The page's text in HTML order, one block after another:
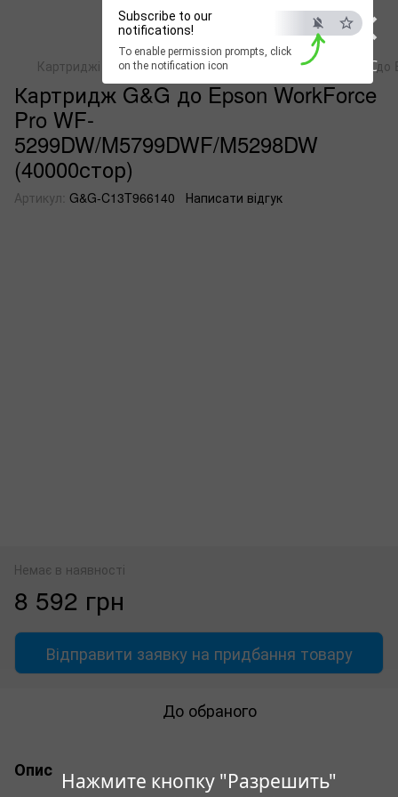
×
ESC
Нажмите кнопку "Разрешить"
Subscribe to our
notifications!
To enable permission prompts, click
on the notification icon
Картриджі для струменевих пристроїв Картридж G&G
Картридж G&G до Epson WorkForce
Pro WF-
5299DW/M5799DWF/M5298DW
(40000стор)
Артикул: G&G-C13T966140 Написати відгук
Немає в наявності
8 592 грн
Відправити заявку на придбання товару
До обраного
Опис